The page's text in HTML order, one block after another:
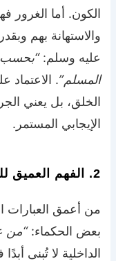
الكون. أما الغرور
والاستهانة بهم
عليه وسلم:“بحسب
المسلم”. الاعتماد
الخلق، بل يعني
الإيجابي المستمر.
2. الفهم العميق للذات: حجر الأساس المتين
من أعمق العبارات
بعض الحكماء:“من
الداخلية لا تُبنى